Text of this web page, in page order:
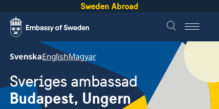
Sweden Abroad
SvenskaEnglishMagyar
Sveriges ambassad
Budapest, Ungern